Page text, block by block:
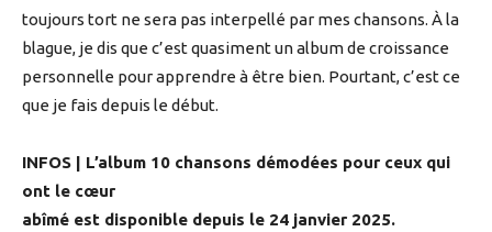
toujours tort ne sera pas interpellé par mes chansons. À la
blague, je dis que c’est quasiment un album de croissance
personnelle pour apprendre à être bien. Pourtant, c’est ce
que je fais depuis le début.
INFOS | L’album 10 chansons démodées pour ceux qui
ont le cœur
abîmé est disponible depuis le 24 janvier 2025.